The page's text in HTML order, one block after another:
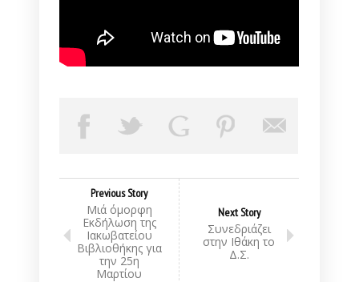
Previous Story
Μιά όμορφη
Εκδήλωση της
Ιακωβατείου
Βιβλιοθήκης για
την 25η
Μαρτίου
Next Story
Συνεδριάζει
στην Ιθάκη το
Δ.Σ.